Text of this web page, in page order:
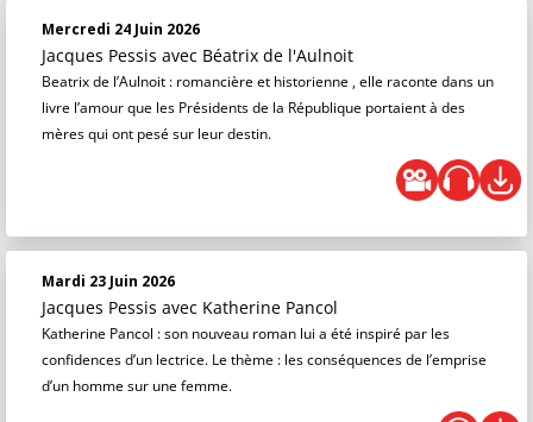
Mercredi 24 Juin 2026
Jacques Pessis avec Béatrix de l'Aulnoit
Beatrix de l’Aulnoit : romancière et historienne , elle raconte dans un
livre l’amour que les Présidents de la République portaient à des
mères qui ont pesé sur leur destin.
Mardi 23 Juin 2026
Jacques Pessis avec Katherine Pancol
Katherine Pancol : son nouveau roman lui a été inspiré par les
confidences d’un lectrice. Le thème : les conséquences de l’emprise
d’un homme sur une femme.